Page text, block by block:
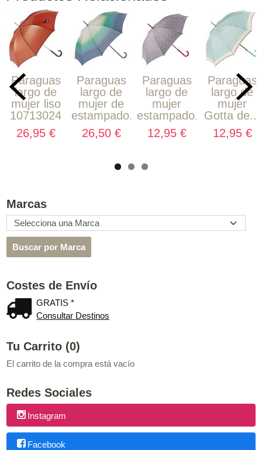
Marcas
Costes de Envío
GRATIS *
Consultar Destinos
Tu Carrito (0)
El carrito de la compra está vacío
Redes Sociales
Instagram
Facebook
Paraguas
largo de
mujer liso
10713024
26,95 €
Paraguas
largo de
mujer de
estampado...
26,50 €
Paraguas
largo de
mujer
estampado...
12,95 €
Paraguas
largo de
mujer
Gotta de...
12,95 €